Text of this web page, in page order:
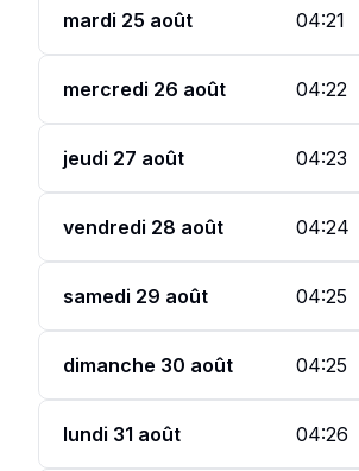
mardi 25 août 04:21
mercredi 26 août 04:22
jeudi 27 août 04:23
vendredi 28 août 04:24
samedi 29 août 04:25
dimanche 30 août 04:25
lundi 31 août 04:26